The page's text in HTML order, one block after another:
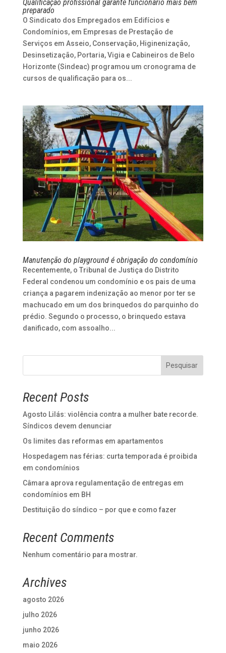
Qualificação profissional garante funcionário mais bem
preparado
O Sindicato dos Empregados em Edifícios e
Condomínios, em Empresas de Prestação de
Serviços em Asseio, Conservação, Higinenização,
Desinsetização, Portaria, Vigia e Cabineiros de Belo
Horizonte (Sindeac) programou um cronograma de
cursos de qualificação para os...
Manutenção do playground é obrigação do condomínio
Recentemente, o Tribunal de Justiça do Distrito
Federal condenou um condomínio e os pais de uma
criança a pagarem indenização ao menor por ter se
machucado em um dos brinquedos do parquinho do
prédio. Segundo o processo, o brinquedo estava
danificado, com assoalho...
Pesquisar
Recent Posts
Agosto Lilás: violência contra a mulher bate recorde.
Síndicos devem denunciar
Os limites das reformas em apartamentos
Hospedagem nas férias: curta temporada é proibida
em condomínios
Câmara aprova regulamentação de entregas em
condomínios em BH
Destituição do síndico – por que e como fazer
Recent Comments
Nenhum comentário para mostrar.
Archives
agosto 2026
julho 2026
junho 2026
maio 2026